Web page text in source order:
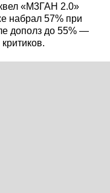
«М3ГАН 2.0»
набрал 57% при
дополз до 55% —